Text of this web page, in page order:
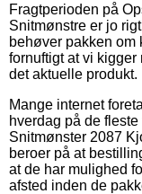
Fragtperioden på
Snitmønstre er jo
behøver pakken om
fornuftigt at vi
det aktuelle produkt.
Mange internet
hverdag på de
Snitmønster 2087
beroer på at
at de har mulighed
afsted inden de